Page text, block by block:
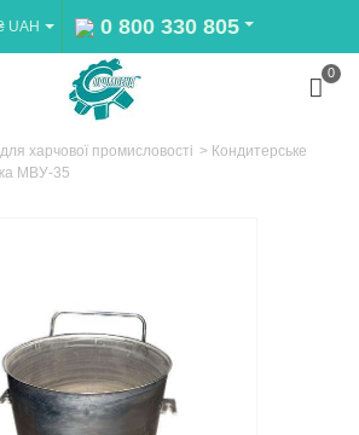
UAH 0 800 330 805
0
харчової промисловості > Кондитерське
МВУ-35